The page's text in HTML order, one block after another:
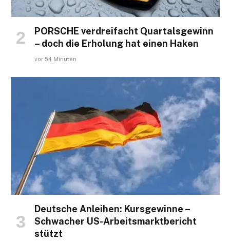
PORSCHE verdreifacht Quartalsgewinn
– doch die Erholung hat einen Haken
vor 54 Minuten
Deutsche Anleihen: Kursgewinne –
Schwacher US-Arbeitsmarktbericht
stützt